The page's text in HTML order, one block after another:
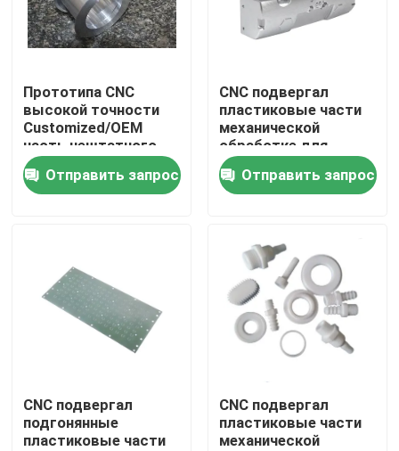
VR - шоу
О нас
Путешествие фабрики
Свяжитесь мы
Новости
Cnc точности подвергал части механической
Прототипа CNC
высокой точности
Customized/OEM
часть нештатного
подвергая
механической
обработке
Отправить запрос
CNC подвергал
пластиковые части
механической
обработке для
промышленных
применений
OEM/ODM доступных
Отправить запрос
CNC подвергал
подгонянные
пластиковые части
CNC подвергал
пластиковые части
механической